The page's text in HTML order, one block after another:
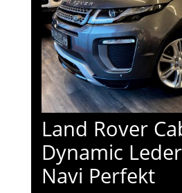
Land Rover
Dynamic
Navi Perfekt